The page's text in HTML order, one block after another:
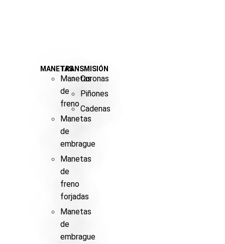
MANETAS
Manetas
de
freno
Manetas
de
embrague
Manetas
de
freno
forjadas
Manetas
de
embrague
TRANSMISIÓN
Coronas
Piñones
Cadenas